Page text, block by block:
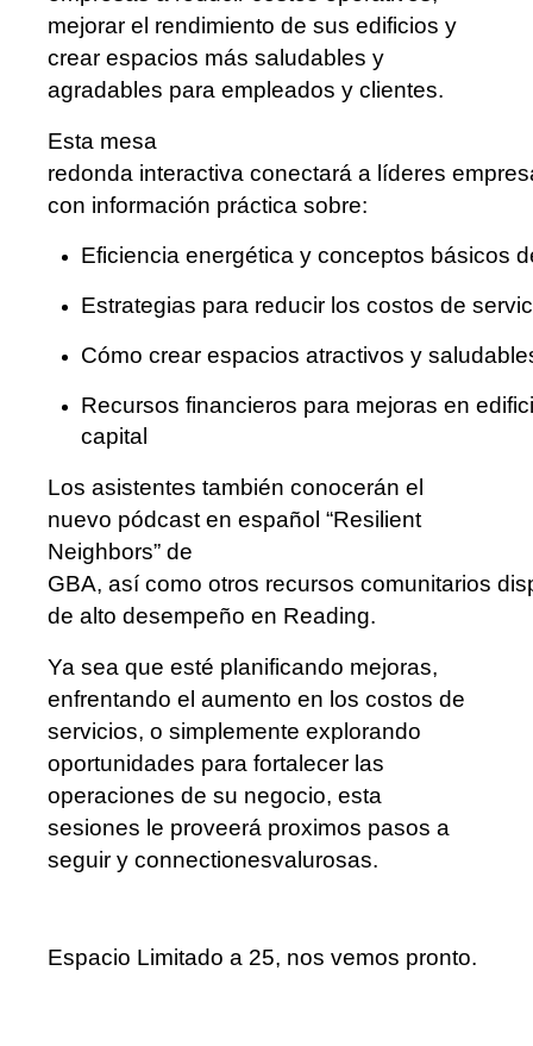
mejorar el rendimiento de sus edificios y
crear espacios más saludables y
agradables para empleados y clientes.
Esta mesa
redonda interactiva conectará a líderes
con información práctica sobre:
Eficiencia energética y conceptos básicos
Estrategias para reducir los costos de
Cómo crear espacios atractivos y
Recursos financieros para mejoras en
capital
Los asistentes también conocerán el
nuevo pódcast en español “Resilient
Neighbors” de
GBA, así como otros recursos comunitarios
de alto desempeño en Reading.
Ya sea que esté planificando mejoras,
enfrentando el aumento en los costos de
servicios, o simplemente explorando
oportunidades para fortalecer las
operaciones de su negocio, esta
sesiones le proveerá proximos pasos a
seguir y connectionesvalurosas.
Espacio Limitado a 25, nos vemos pronto.